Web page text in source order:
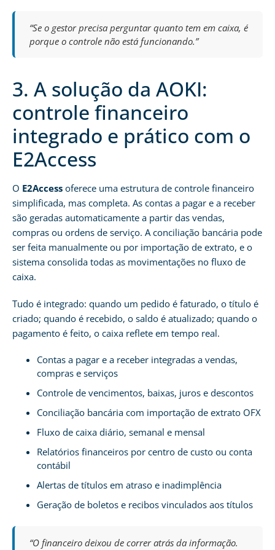
“Se o gestor precisa perguntar quanto tem em caixa, é
porque o controle não está funcionando.”
3. A solução da AOKI:
controle financeiro
integrado e prático com o
E2Access
O E2Access oferece uma estrutura de controle financeiro
simplificada, mas completa. As contas a pagar e a receber
são geradas automaticamente a partir das vendas,
compras ou ordens de serviço. A conciliação bancária pode
ser feita manualmente ou por importação de extrato, e o
sistema consolida todas as movimentações no fluxo de
caixa.
Tudo é integrado: quando um pedido é faturado, o título é
criado; quando é recebido, o saldo é atualizado; quando o
pagamento é feito, o caixa reflete em tempo real.
Contas a pagar e a receber integradas a vendas,
compras e serviços
Controle de vencimentos, baixas, juros e descontos
Conciliação bancária com importação de extrato OFX
Fluxo de caixa diário, semanal e mensal
Relatórios financeiros por centro de custo ou conta
contábil
Alertas de títulos em atraso e inadimplência
Geração de boletos e recibos vinculados aos títulos
“O financeiro deixou de correr atrás da informação.